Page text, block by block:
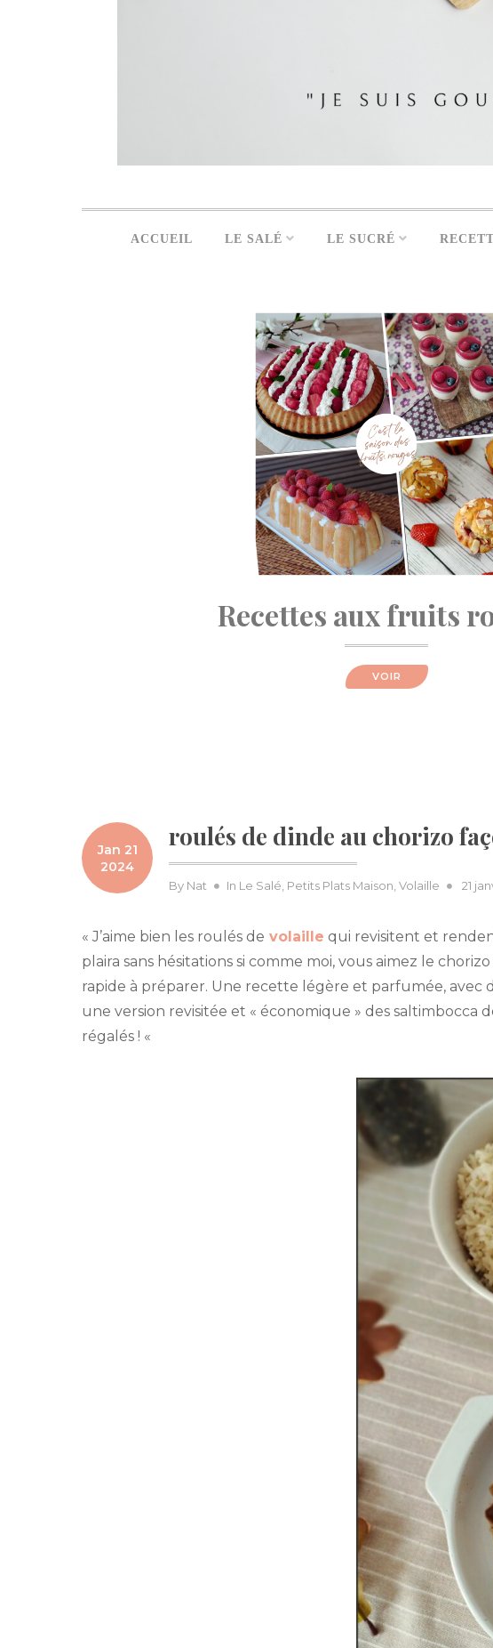
ACCUEIL LE SALÉ LE SUCRÉ
Recettes aux fruits
VOIR
Jan 21
2024
roulés de dinde au chorizo
By Nat In Le Salé, Petits Plats Maison, Volaille 21
« J’aime bien les roulés de volaille qui revisitent et
plaira sans hésitations si comme moi, vous aimez le
rapide à préparer. Une recette légère et parfumée, avec
une version revisitée et « économique » des
régalés ! «